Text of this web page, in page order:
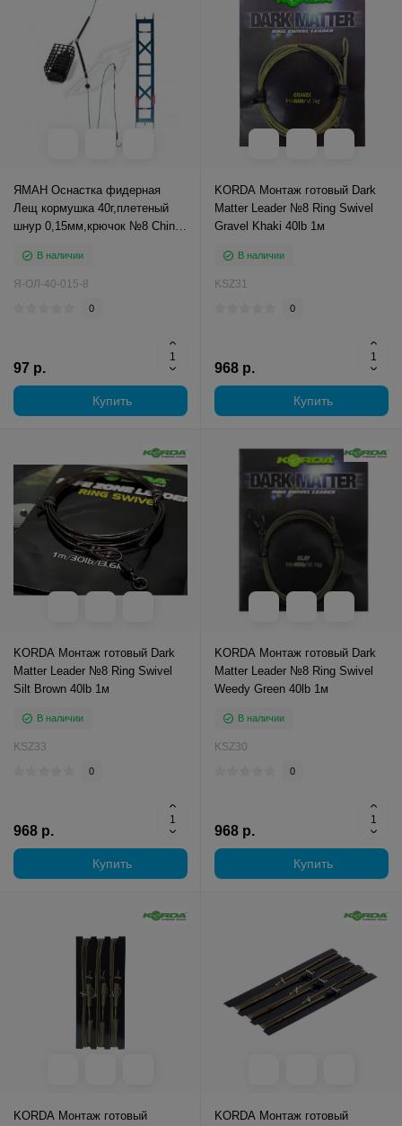
ЯМАН Оснастка фидерная
Лещ кормушка 40г,плетеный
шнур 0,15мм,крючок №8 Chinu
В наличии
Я-ОЛ-40-015-8
0
97 р.
Купить
KORDA Монтаж готовый Dark
Matter Leader №8 Ring Swivel
Gravel Khaki 40lb 1м
В наличии
KSZ31
0
968 р.
Купить
KORDA Монтаж готовый Dark
Matter Leader №8 Ring Swivel
Silt Brown 40lb 1м
В наличии
KSZ33
0
968 р.
Купить
KORDA Монтаж готовый Dark
Matter Leader №8 Ring Swivel
Weedy Green 40lb 1м
В наличии
KSZ30
0
968 р.
Купить
KORDA Монтаж готовый
KORDA Монтаж готовый